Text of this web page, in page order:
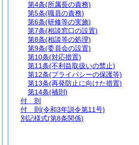
第4条(所属長の責務)
第5条(職員の責務)
第6条(研修等の実施)
第7条(相談窓口の設置)
第8条(相談等の処理)
第9条(委員会の設置)
第10条(対応措置)
第11条(不利益取扱いの禁止)
第12条(プライバシーの保護等)
第13条(再発防止に向けた措置)
第14条(補則)
付 則
付 則 (令和3年訓令第11号)
別記様式(第8条関係)